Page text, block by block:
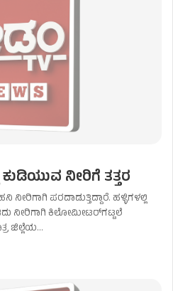
ನೀರಿಗೆ ತತ್ತರ
ಪರದಾಡುತ್ತಿದ್ದಾರೆ. ಹಳ್ಳಿಗಳಲ್ಲಿ
ನೀರಿಗಾಗಿ ಕಿಲೋಮೀಟರ್‌ಗಟ್ಟಲೆ
ಜಿಲ್ಲೆಯ…